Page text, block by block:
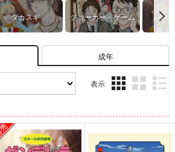
タカスギ ジョーカー・ゲーム
成年
表示
ム
表
示
ム
表
示
ム
表
示